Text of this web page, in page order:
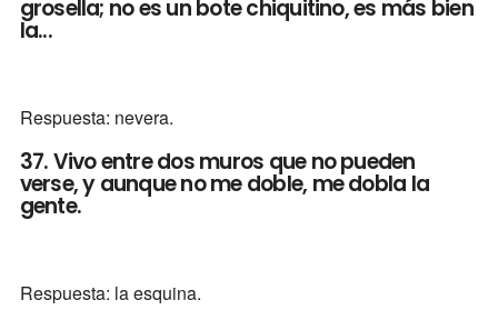
grosella; no es un bote chiquitino, es más bien
la...
Respuesta: nevera.
37. Vivo entre dos muros que no pueden
verse, y aunque no me doble, me dobla la
gente.
Respuesta: la esquina.